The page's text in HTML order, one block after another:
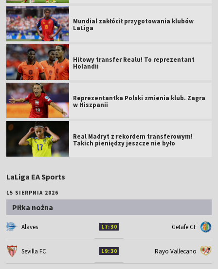
Mundial zakłócił przygotowania klubów
LaLiga
Hitowy transfer Realu! To reprezentant
Holandii
Reprezentantka Polski zmienia klub. Zagra
w Hiszpanii
Real Madryt z rekordem transferowym!
Takich pieniędzy jeszcze nie było
LaLiga EA Sports
15 SIERPNIA 2026
Piłka nożna
Alaves 17:30 Getafe CF
Sevilla FC 19:30 Rayo Vallecano